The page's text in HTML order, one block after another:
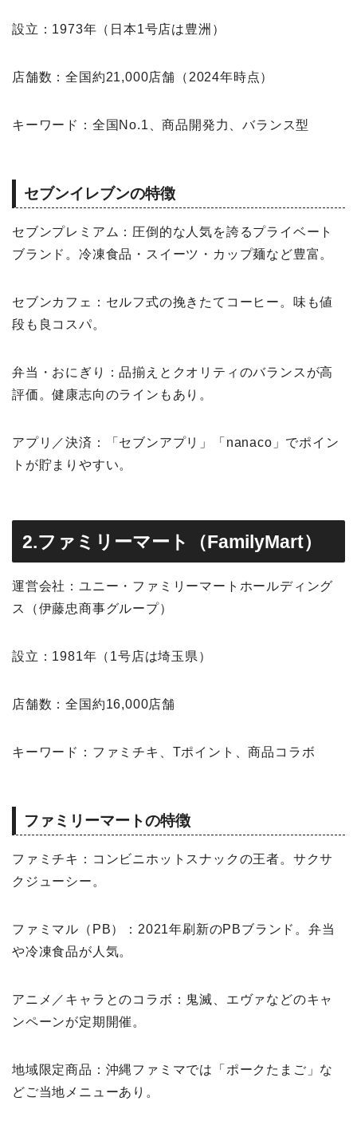
設立：1973年（日本1号店は豊洲）
店舗数：全国約21,000店舗（2024年時点）
キーワード：全国No.1、商品開発力、バランス型
セブンイレブンの特徴
セブンプレミアム：圧倒的な人気を誇るプライベート
ブランド。冷凍食品・スイーツ・カップ麺など豊富。
セブンカフェ：セルフ式の挽きたてコーヒー。味も値
段も良コスパ。
弁当・おにぎり：品揃えとクオリティのバランスが高
評価。健康志向のラインもあり。
アプリ／決済：「セブンアプリ」「nanaco」でポイン
トが貯まりやすい。
2.ファミリーマート（FamilyMart）
運営会社：ユニー・ファミリーマートホールディング
ス（伊藤忠商事グループ）
設立：1981年（1号店は埼玉県）
店舗数：全国約16,000店舗
キーワード：ファミチキ、Tポイント、商品コラボ
ファミリーマートの特徴
ファミチキ：コンビニホットスナックの王者。サクサ
クジューシー。
ファミマル（PB）：2021年刷新のPBブランド。弁当
や冷凍食品が人気。
アニメ／キャラとのコラボ：鬼滅、エヴァなどのキャ
ンペーンが定期開催。
地域限定商品：沖縄ファミマでは「ポークたまご」な
どご当地メニューあり。